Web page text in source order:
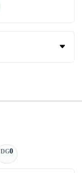
DG0